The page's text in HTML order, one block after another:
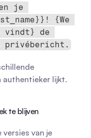
je
{We
vindt} de
privébericht.
authentieker lijkt.
te blijven
van je